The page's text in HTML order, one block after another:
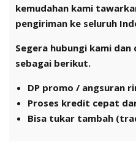
kemudahan kami
pengiriman ke seluruh
Segera hubungi kami
sebagai berikut.
DP promo / angsuran
Proses kredit cepat
Bisa tukar tambah